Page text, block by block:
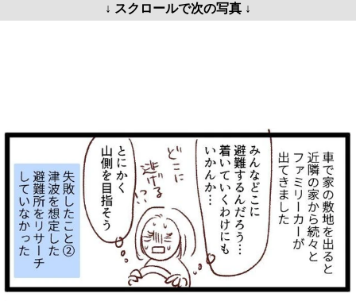
↓ スクロールで次の写真 ↓